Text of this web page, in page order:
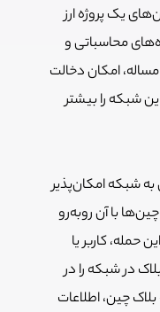
یک پروژه ارز
محاسباتی و
امکان دخالت
شبکه را بیشتر
شبکه امکان‌پذیر
با آن روبه‌رو
در این حمله، کاربر یا
ایجاد بلاک در شبکه را در
چین، اطلاعات